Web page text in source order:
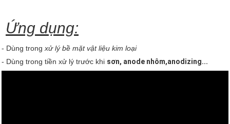
Ứng dụng:
- Dùng trong xử lý bề mặt vật liệu kim loại
- Dùng trong tiền xử lý trước khi sơn, anode nhôm,anodizing...